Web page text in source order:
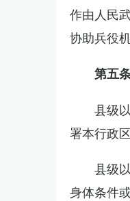
作由人民
协助兵役
第五
县级
署本行政
县级
身体条件